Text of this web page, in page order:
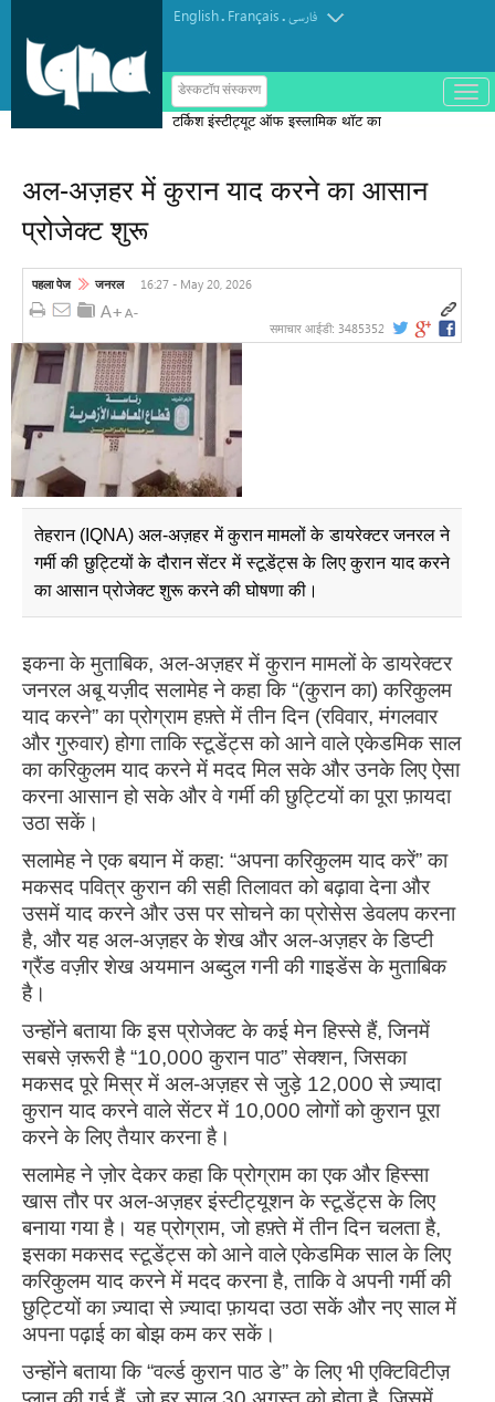
English. Français.فارسی
डेस्कटॉप संस्करण
ب
ا
टर्किश इंस्टीट्यूट ऑफ इस्लामिक थॉट का
अल-अज़हर में कुरान याद करने का आसान
प्रोजेक्ट शुरू
पहला पेज जनरल 16:27 - May 20, 2026
समाचार आईडी: 3485352
तेहरान (IQNA) अल-अज़हर में कुरान मामलों के डायरेक्टर जनरल ने
गर्मी की छुट्टियों के दौरान सेंटर में स्टूडेंट्स के लिए कुरान याद करने
का आसान प्रोजेक्ट शुरू करने की घोषणा की।
इकना के मुताबिक, अल-अज़हर में कुरान मामलों के डायरेक्टर
जनरल अबू यज़ीद सलामेह ने कहा कि “(कुरान का) करिकुलम
याद करने” का प्रोग्राम हफ़्ते में तीन दिन (रविवार, मंगलवार
और गुरुवार) होगा ताकि स्टूडेंट्स को आने वाले एकेडमिक साल
का करिकुलम याद करने में मदद मिल सके और उनके लिए ऐसा
करना आसान हो सके और वे गर्मी की छुट्टियों का पूरा फ़ायदा
उठा सकें।
सलामेह ने एक बयान में कहा: “अपना करिकुलम याद करें” का
मकसद पवित्र कुरान की सही तिलावत को बढ़ावा देना और
उसमें याद करने और उस पर सोचने का प्रोसेस डेवलप करना
है, और यह अल-अज़हर के शेख और अल-अज़हर के डिप्टी
ग्रैंड वज़ीर शेख अयमान अब्दुल गनी की गाइडेंस के मुताबिक
है।
उन्होंने बताया कि इस प्रोजेक्ट के कई मेन हिस्से हैं, जिनमें
सबसे ज़रूरी है “10,000 कुरान पाठ” सेक्शन, जिसका
मकसद पूरे मिस्र में अल-अज़हर से जुड़े 12,000 से ज़्यादा
कुरान याद करने वाले सेंटर में 10,000 लोगों को कुरान पूरा
करने के लिए तैयार करना है।
सलामेह ने ज़ोर देकर कहा कि प्रोग्राम का एक और हिस्सा
खास तौर पर अल-अज़हर इंस्टीट्यूशन के स्टूडेंट्स के लिए
बनाया गया है। यह प्रोग्राम, जो हफ़्ते में तीन दिन चलता है,
इसका मकसद स्टूडेंट्स को आने वाले एकेडमिक साल के लिए
करिकुलम याद करने में मदद करना है, ताकि वे अपनी गर्मी की
छुट्टियों का ज़्यादा से ज़्यादा फ़ायदा उठा सकें और नए साल में
अपना पढ़ाई का बोझ कम कर सकें।
उन्होंने बताया कि “वर्ल्ड कुरान पाठ डे” के लिए भी एक्टिविटीज़